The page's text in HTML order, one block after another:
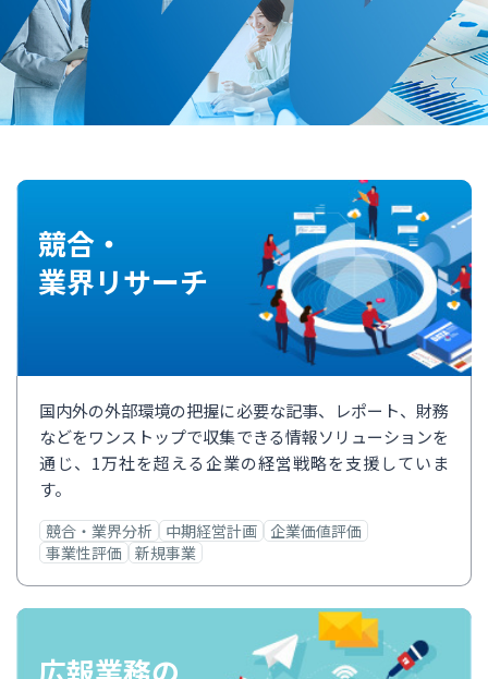
競合・
業界リサーチ
国内外の外部環境の把握に必要な記事、レポート、財務
などをワンストップで収集できる情報ソリューションを
通じ、1万社を超える企業の経営戦略を支援していま
す。
競合・業界分析 中期経営計画
企業価値評価
事業性評価
新規事業
広報業務の